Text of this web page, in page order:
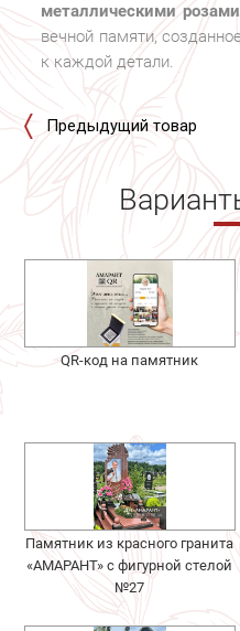
металлическими розами
вечной памяти,
к каждой детали.
Предыдущий товар
QR-код на памятник
Памятник из красного гранита
«АМАРАНТ» с фигурной стелой
№27